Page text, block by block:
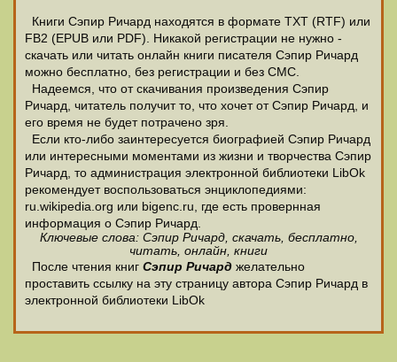
Книги Сэпир Ричард находятся в формате ТХТ (RTF) или
FB2 (EPUB или PDF). Никакой регистрации не нужно -
скачать или читать онлайн книги писателя Сэпир Ричард
можно бесплатно, без регистрации и без СМС.
Надеемся, что от скачивания произведения Сэпир
Ричард, читатель получит то, что хочет от Сэпир Ричард, и
его время не будет потрачено зря.
Если кто-либо заинтересуется биографией Сэпир Ричард
или интересными моментами из жизни и творчества Сэпир
Ричард, то администрация электронной библиотеки LibOk
рекомендует воспользоваться энциклопедиями:
ru.wikipedia.org или bigenc.ru, где есть провернная
информация о Сэпир Ричард.
Ключевые слова: Сэпир Ричард, скачать, бесплатно,
читать, онлайн, книги
После чтения книг Сэпир Ричард желательно
проставить ссылку на эту страницу автора Сэпир Ричард в
электронной библиотеки LibOk